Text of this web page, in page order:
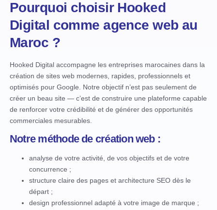
Pourquoi choisir Hooked
Digital comme agence web au
Maroc ?
Hooked Digital accompagne les entreprises marocaines dans la
création de sites web modernes, rapides, professionnels et
optimisés pour Google. Notre objectif n’est pas seulement de
créer un beau site — c’est de construire une plateforme capable
de renforcer votre crédibilité et de générer des opportunités
commerciales mesurables.
Notre méthode de création web :
analyse de votre activité, de vos objectifs et de votre
concurrence ;
structure claire des pages et architecture SEO dès le
départ ;
design professionnel adapté à votre image de marque ;